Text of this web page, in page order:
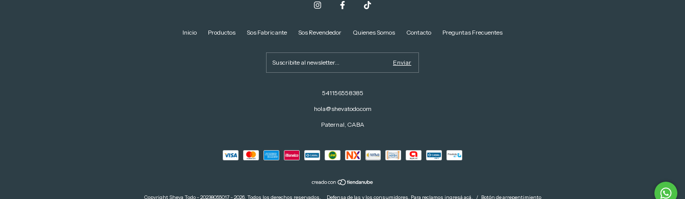
Inicio Productos Sos Fabricante Sos Revendedor Quienes Somos Contacto Preguntas Frecuentes
541156558385
hola@shevatodo.com
Paternal, CABA
Copyright Sheva Todo - 20238055017 - 2026. Todos los derechos reservados. Defensa de las y los consumidores. Para reclamos ingresá acá. / Botón de arrepentimiento